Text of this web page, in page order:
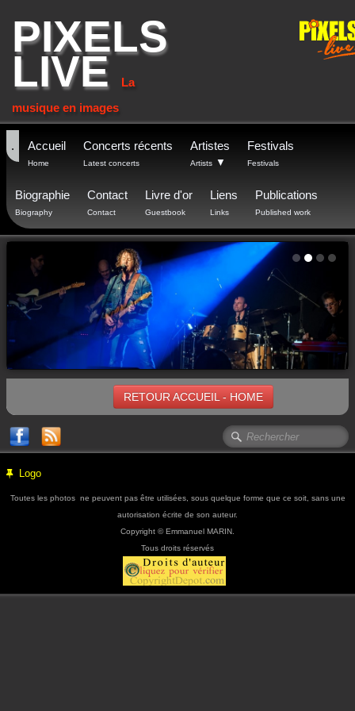
PIXELS
LIVELa
musique en images
. Accueil
Home
Concerts récents
Latest concerts
Artistes
Artists ▼
Festivals
Festivals
Biographie
Biography
Contact
Contact
Livre d'or
Guestbook
Liens
Links
Publications
Published work
RETOUR ACCUEIL - HOME
Logo
Toutes les photos ne peuvent pas être utilisées, sous quelque forme que ce soit, sans une
autorisation écrite de son auteur.
Copyright © Emmanuel MARIN.
Tous droits réservés